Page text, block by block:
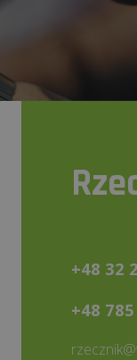
+48 32
+48